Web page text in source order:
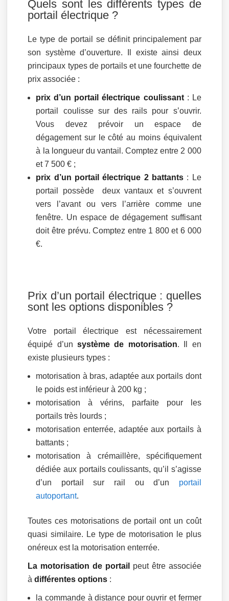
Quels sont les différents types de
portail électrique ?
Le type de portail se définit principalement par
son système d’ouverture. Il existe ainsi deux
principaux types de portails et une fourchette de
prix associée :
prix d’un portail électrique coulissant: Le
portail coulisse sur des rails pour s’ouvrir.
Vous devez prévoir un espace de
dégagement sur le côté au moins équivalent
à la longueur du vantail. Comptez entre 2 000
et 7 500 € ;
prix d’un portail électrique 2 battants: Le
portail possède deux vantaux et s’ouvrent
vers l’avant ou vers l’arrière comme une
fenêtre. Un espace de dégagement suffisant
doit être prévu. Comptez entre 1 800 et 6 000
€.
Prix d’un portail électrique : quelles
sont les options disponibles ?
Votre portail électrique est nécessairement
équipé d’unsystème de motorisation. Il en
existe plusieurs types :
motorisation à bras, adaptée aux portails dont
le poids est inférieur à 200 kg ;
motorisation à vérins, parfaite pour les
portails très lourds ;
motorisation enterrée, adaptée aux portails à
battants ;
motorisation à crémaillère, spécifiquement
dédiée aux portails coulissants, qu’il s’agisse
d’un portail sur rail ou d’un portail
autoportant.
Toutes ces motorisations de portail ont un coût
quasi similaire. Le type de motorisation le plus
onéreux est la motorisation enterrée.
La motorisation de portail
peut être associée
àdifférentes options :
la commande à distance pour ouvrir et fermer